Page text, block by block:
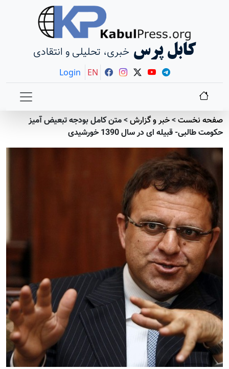
کابل پرس خبری، تحلیلی و انتقادی
Login EN
صفحه نخست>خبر و گزارش>متن کامل بودجه تبعیض آمیز
حکومت طالبی- قبیله ای در سال 1390 خورشیدی